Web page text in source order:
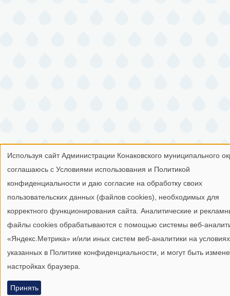
Использование
персональных
данных
и
файлов
cookies.
Используя сайт Администрации Конаковского муниципального
соглашаюсь с Условиями использования и Политикой
конфиденциальности и даю согласие на обработку своих
пользовательских данных (файлов cookies), необходимых для
корректного функционирования сайта. Аналитические и
файлы cookies обрабатываются с помощью системы веб-
«Яндекс.Метрика» и/или иных систем веб-аналитики на
указанных в Политике конфиденциальности, и могут быть
настройках браузера.
Принять